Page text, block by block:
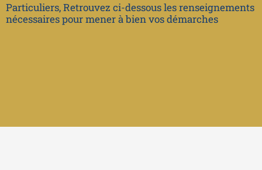
Particuliers, Retrouvez ci-dessous les renseignements
nécessaires pour mener à bien vos démarches